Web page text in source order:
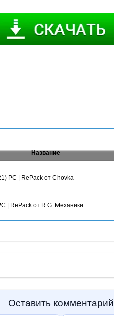
Название
PC | RePack от Chovka
| RePack от R.G. Механики
Оставить комментарий